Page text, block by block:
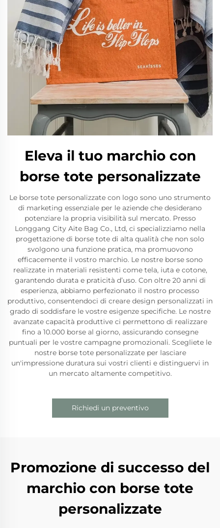
Eleva il tuo marchio con
borse tote personalizzate
Le borse tote personalizzate con logo sono uno strumento
di marketing essenziale per le aziende che desiderano
potenziare la propria visibilità sul mercato. Presso
Longgang City Aite Bag Co., Ltd, ci specializziamo nella
progettazione di borse tote di alta qualità che non solo
svolgono una funzione pratica, ma promuovono
efficacemente il vostro marchio. Le nostre borse sono
realizzate in materiali resistenti come tela, iuta e cotone,
garantendo durata e praticità d’uso. Con oltre 20 anni di
esperienza, abbiamo perfezionato il nostro processo
produttivo, consentendoci di creare design personalizzati in
grado di soddisfare le vostre esigenze specifiche. Le nostre
avanzate capacità produttive ci permettono di realizzare
fino a 10.000 borse al giorno, assicurando consegne
puntuali per le vostre campagne promozionali. Scegliete le
nostre borse tote personalizzate per lasciare
un'impressione duratura sui vostri clienti e distinguervi in
un mercato altamente competitivo.
Richiedi un preventivo
Promozione di successo del
marchio con borse tote
personalizzate